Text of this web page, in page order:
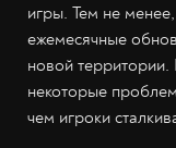
игры. Тем не
ежемесячные
новой территории.
некоторые
чем игроки